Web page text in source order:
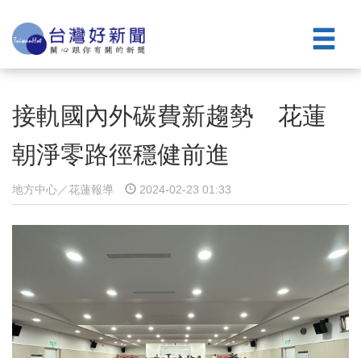
接軌國內外碳費新趨勢 花蓮
朝淨零路徑穩健前進
地方中心／花蓮報導 2024-02-23 01:33